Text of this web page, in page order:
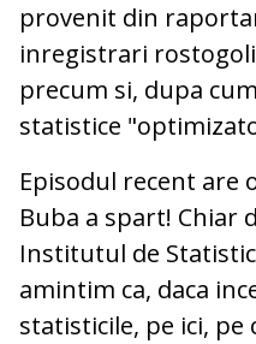
provenit din
inregistrari
precum si, dupa
statistice
Episodul recent are
Buba a spart! Chiar
Institutul de
amintim ca, daca
statisticile, pe ici,